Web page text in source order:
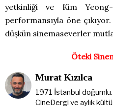
yetkinliği ve Kim Yeong-
performansıyla öne
düşkün sinemaseverler
Öteki
Murat Kızılca
1971 İstanbul
CineDergi ve aylık